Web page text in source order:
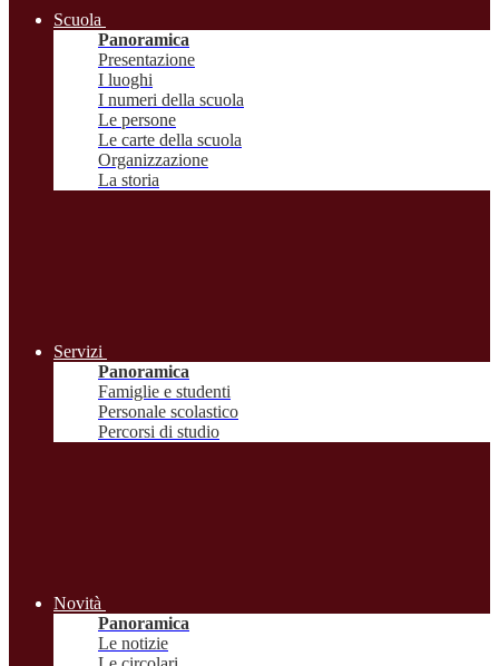
Scuola
Panoramica
Presentazione
I luoghi
I numeri della scuola
Le persone
Le carte della scuola
Organizzazione
La storia
Servizi
Panoramica
Famiglie e studenti
Personale scolastico
Percorsi di studio
Novità
Panoramica
Le notizie